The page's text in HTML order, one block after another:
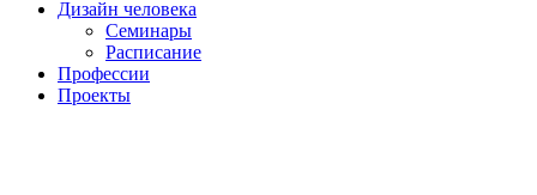
Дизайн человека
Семинары
Расписание
Профессии
Проекты